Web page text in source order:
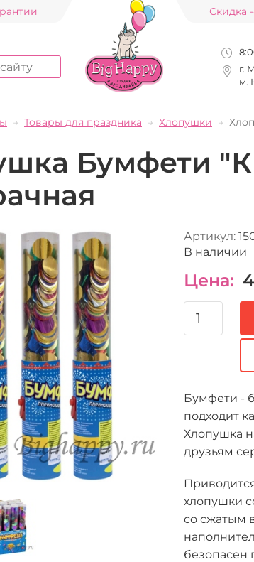
Скидка
г.
м.
Товары для праздника Хлопушки
Бумфети
Артикул:
В наличии
Цена:
Бумфети -
подходит
Хлопушка
друзьям
хлопушки
со сжатым
безопасен